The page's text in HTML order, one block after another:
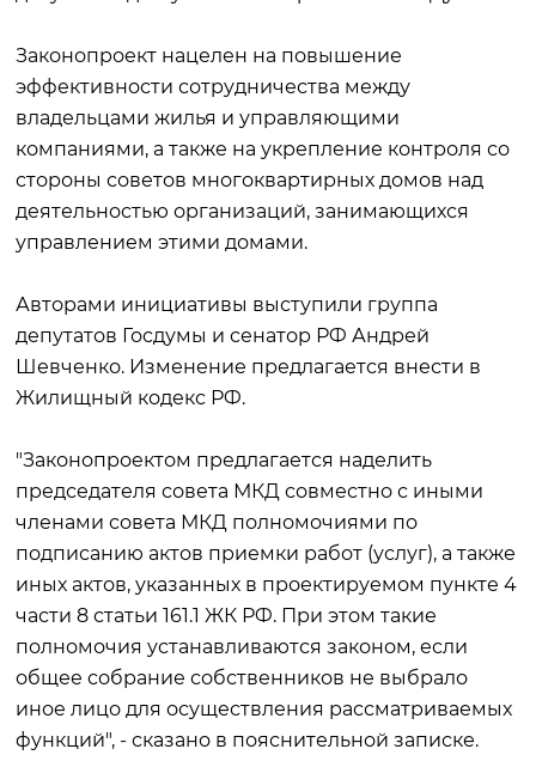
Законопроект нацелен на повышение
эффективности сотрудничества между
владельцами жилья и управляющими
компаниями, а также на укрепление контроля со
стороны советов многоквартирных домов над
деятельностью организаций, занимающихся
управлением этими домами.
Авторами инициативы выступили группа
депутатов Госдумы и сенатор РФ Андрей
Шевченко. Изменение предлагается внести в
Жилищный кодекс РФ.
"Законопроектом предлагается наделить
председателя совета МКД совместно с иными
членами совета МКД полномочиями по
подписанию актов приемки работ (услуг), а также
иных актов, указанных в проектируемом пункте 4
части 8 статьи 161.1 ЖК РФ. При этом такие
полномочия устанавливаются законом, если
общее собрание собственников не выбрало
иное лицо для осуществления рассматриваемых
функций", - сказано в пояснительной записке.